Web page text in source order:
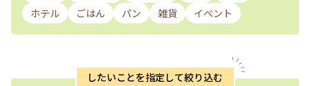
ホテル
ごはん パン 雑貨 イベント
したいことを指定して絞り込む